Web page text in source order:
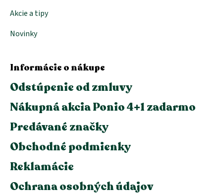
Akcie a tipy
Novinky
Informácie o nákupe
Odstúpenie od zmluvy
Nákupná akcia Ponio 4+1 zadarmo
Predávané značky
Obchodné podmienky
Reklamácie
Ochrana osobných údajov